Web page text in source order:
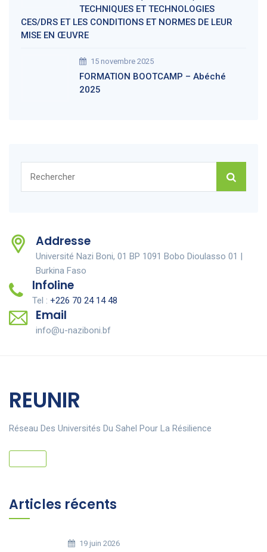
TECHNIQUES ET TECHNOLOGIES
CES/DRS ET LES CONDITIONS ET NORMES DE LEUR
MISE EN ŒUVRE
15 novembre 2025
FORMATION BOOTCAMP – Abéché
2025
Addresse
Université Nazi Boni, 01 BP 1091 Bobo Dioulasso 01 |
Burkina Faso
Infoline
Tel : +226 70 24 14 48
Email
info@u-naziboni.bf
REUNIR
Réseau Des Universités Du Sahel Pour La Résilience
Articles récents
19 juin 2026